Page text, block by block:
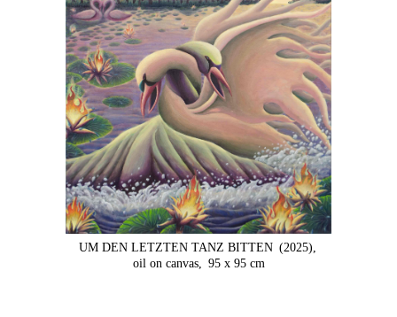
UM DEN LETZTEN TANZ BITTEN (2025),
oil on canvas,
95 x 95 cm